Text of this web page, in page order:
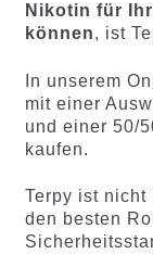
Nikotin für
können, ist
In unserem
mit einer
und einer 50/
kaufen.
Terpy ist nicht
den besten